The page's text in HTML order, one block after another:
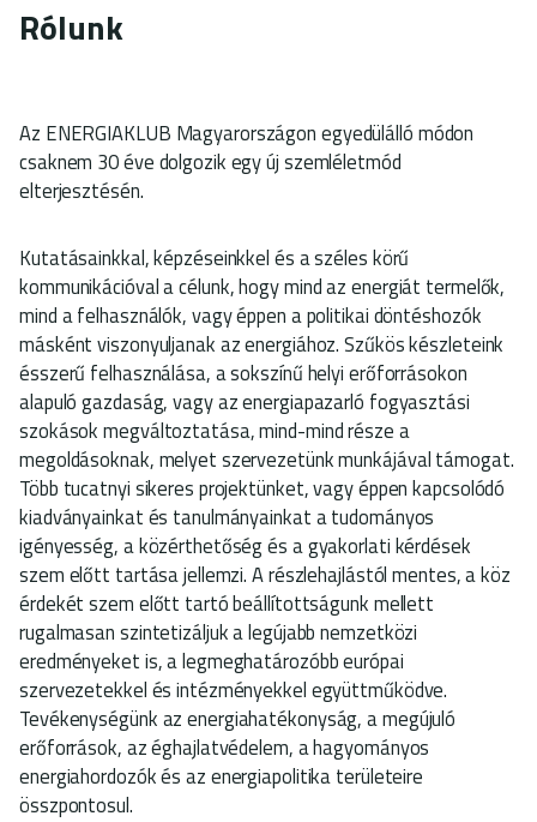
Rólunk
Az ENERGIAKLUB Magyarországon egyedülálló módon
csaknem 30 éve dolgozik egy új szemléletmód
elterjesztésén.
Kutatásainkkal, képzéseinkkel és a széles körű
kommunikációval a célunk, hogy mind az energiát termelők,
mind a felhasználók, vagy éppen a politikai döntéshozók
másként viszonyuljanak az energiához. Szűkös készleteink
ésszerű felhasználása, a sokszínű helyi erőforrásokon
alapuló gazdaság, vagy az energiapazarló fogyasztási
szokások megváltoztatása, mind-mind része a
megoldásoknak, melyet szervezetünk munkájával támogat.
Több tucatnyi sikeres projektünket, vagy éppen kapcsolódó
kiadványainkat és tanulmányainkat a tudományos
igényesség, a közérthetőség és a gyakorlati kérdések
szem előtt tartása jellemzi. A részlehajlástól mentes, a köz
érdekét szem előtt tartó beállítottságunk mellett
rugalmasan szintetizáljuk a legújabb nemzetközi
eredményeket is, a legmeghatározóbb európai
szervezetekkel és intézményekkel együttműködve.
Tevékenységünk az energiahatékonyság, a megújuló
erőforrások, az éghajlatvédelem, a hagyományos
energiahordozók és az energiapolitika területeire
összpontosul.